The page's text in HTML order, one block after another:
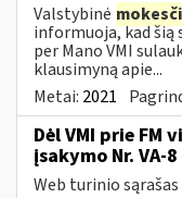
Valstybinė
informuoja, kad šią
per Mano VMI
klausimyną apie...
Metai: 2021
Dėl VMI prie FM
įsakymo Nr. VA-8
Web turinio sąrašas